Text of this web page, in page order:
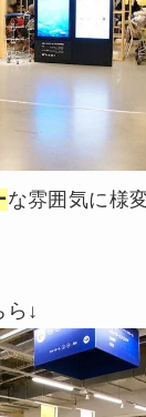
な雰囲気に様
ら↓